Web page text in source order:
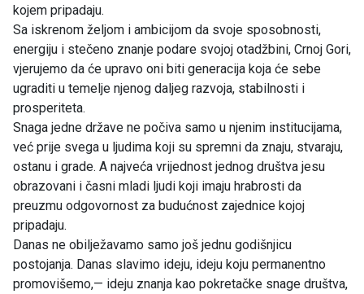
kojem pripadaju.
Sa iskrenom željom i ambicijom da svoje sposobnosti,
energiju i stečeno znanje podare svojoj otadžbini, Crnoj Gori,
vjerujemo da će upravo oni biti generacija koja će sebe
ugraditi u temelje njenog daljeg razvoja, stabilnosti i
prosperiteta.
Snaga jedne države ne počiva samo u njenim institucijama,
već prije svega u ljudima koji su spremni da znaju, stvaraju,
ostanu i grade. A najveća vrijednost jednog društva jesu
obrazovani i časni mladi ljudi koji imaju hrabrosti da
preuzmu odgovornost za budućnost zajednice kojoj
pripadaju.
Danas ne obilježavamo samo još jednu godišnjicu
postojanja. Danas slavimo ideju, ideju koju permanentno
promovišemo,— ideju znanja kao pokretačke snage društva,